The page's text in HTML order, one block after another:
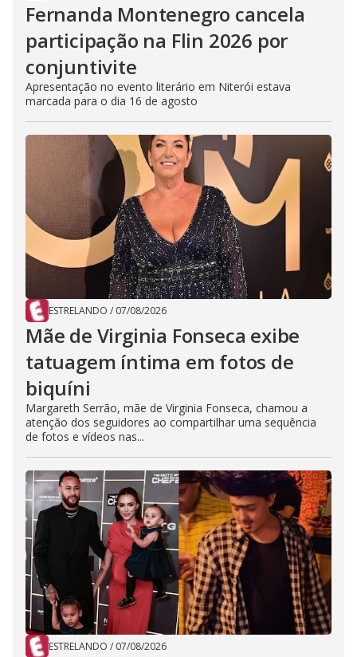
Fernanda Montenegro cancela
participação na Flin 2026 por
conjuntivite
Apresentação no evento literário em Niterói estava
marcada para o dia 16 de agosto
ESTRELANDO / 07/08/2026
Mãe de Virginia Fonseca exibe
tatuagem íntima em fotos de
biquíni
Margareth Serrão, mãe de Virginia Fonseca, chamou a
atenção dos seguidores ao compartilhar uma sequência
de fotos e vídeos nas...
ESTRELANDO / 07/08/2026